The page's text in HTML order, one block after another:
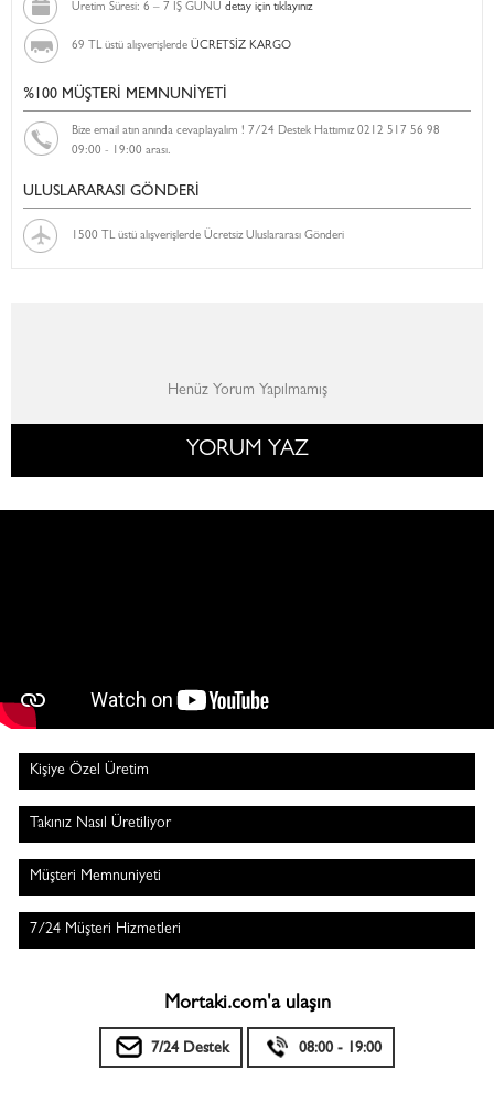
Üretim Süresi: 6 – 7 İŞ GÜNÜ detay için tıklayınız
69 TL üstü alışverişlerde ÜCRETSİZ KARGO
%100 MÜŞTERİ MEMNUNİYETİ
Bize email atın anında cevaplayalım ! 7/24 Destek Hattımız 0212 517 56 98
09:00 - 19:00 arası.
ULUSLARARASI GÖNDERİ
1500 TL üstü alışverişlerde Ücretsiz Uluslararası Gönderi
Henüz Yorum Yapılmamış
YORUM YAZ
Kişiye Özel Üretim
Takınız Nasıl Üretiliyor
Müşteri Memnuniyeti
7/24 Müşteri Hizmetleri
Mortaki.com'a ulaşın
7/24 Destek 08:00 - 19:00